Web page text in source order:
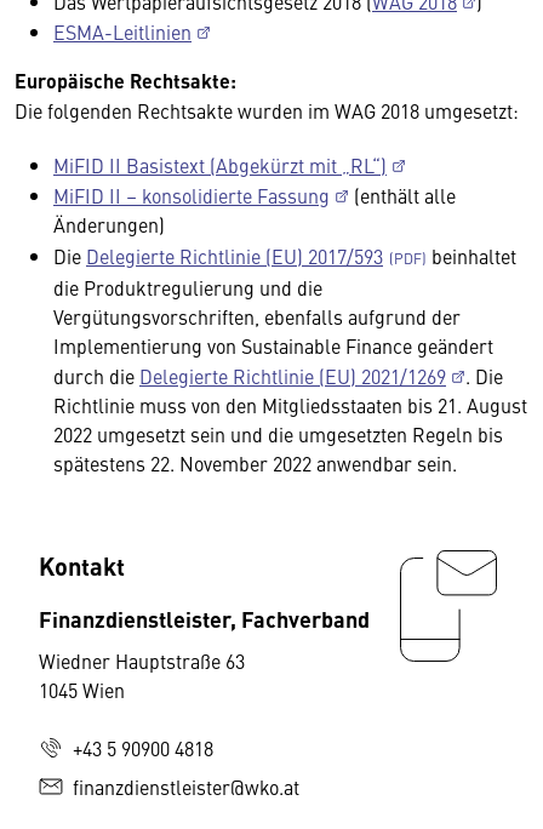
ESMA-Leitlinien
Europäische Rechtsakte:
Die folgenden Rechtsakte wurden im WAG 2018 umgesetzt:
MiFID II Basistext (Abgekürzt mit „RL“)
MiFID II – konsolidierte Fassung
(enthält alle
Änderungen)
Die Delegierte Richtlinie (EU) 2017/593
beinhaltet
die Produktregulierung und die
Vergütungsvorschriften, ebenfalls aufgrund der
Implementierung von Sustainable Finance geändert
durch die Delegierte Richtlinie (EU) 2021/1269
. Die
Richtlinie muss von den Mitgliedsstaaten bis 21. August
2022 umgesetzt sein und die umgesetzten Regeln bis
spätestens 22. November 2022 anwendbar sein.
Kontakt
Finanzdienstleister, Fachverband
Wiedner Hauptstraße 63
1045 Wien
+43 5 90900 4818
finanzdienstleister@wko.at